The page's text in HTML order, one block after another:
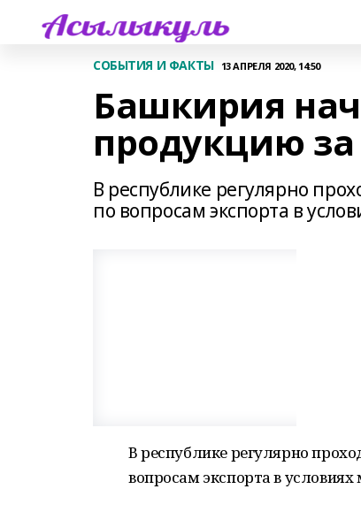
СОБЫТИЯ И ФАКТЫ 13 АПРЕЛЯ 2020, 14:50
Башкирия
продукцию
В республике регулярно
по вопросам экспорта в
В республике регулярно
вопросам экспорта в